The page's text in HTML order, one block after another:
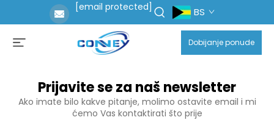
[email protected] BS
Dobijanje ponude
Prijavite se za naš newsletter
Ako imate bilo kakve pitanje, molimo ostavite email i mi
ćemo Vas kontaktirati što prije